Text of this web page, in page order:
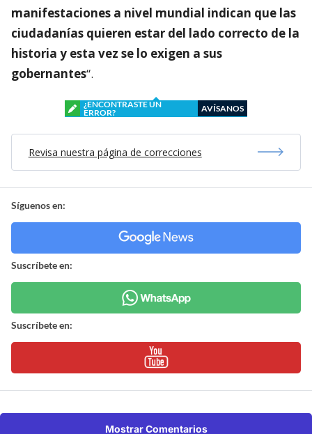
manifestaciones a nivel mundial indican que las
ciudadanías quieren estar del lado correcto de la
historia y esta vez se lo exigen a sus
gobernantes“.
¿ENCONTRASTE UN
ERROR?
AVÍSANOS
Revisa nuestra página de correcciones
Síguenos en:
Suscríbete en:
Suscríbete en:
Mostrar Comentarios